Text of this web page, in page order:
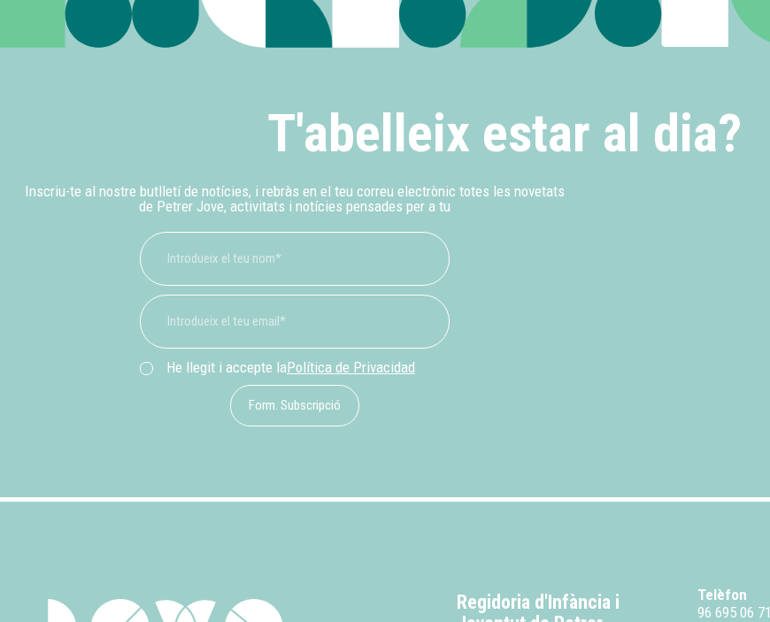
T'abelleix estar al dia?
Inscriu-te al nostre butlletí de notícies, i rebràs en el teu correu electrònic totes les novetats
de Petrer Jove, activitats i notícies pensades per a tu
He llegit i accepte laPolítica de Privacidad
Form. Subscripció
Regidoria d'Infància i
Telèfon
96 695 06 71